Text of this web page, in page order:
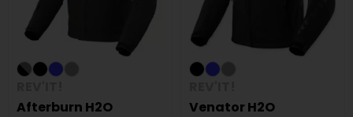
Afterburn H2O
Venator H2O